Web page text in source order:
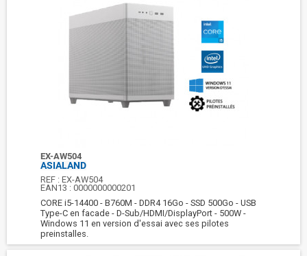
EX-AW504
ASIALAND
REF :EX-AW504
EAN13 :0000000000201
CORE i5-14400 - B760M - DDR4 16Go - SSD 500Go - USB
Type-C en facade - D-Sub/HDMI/DisplayPort - 500W -
Windows 11 en version d'essai avec ses pilotes
preinstalles.